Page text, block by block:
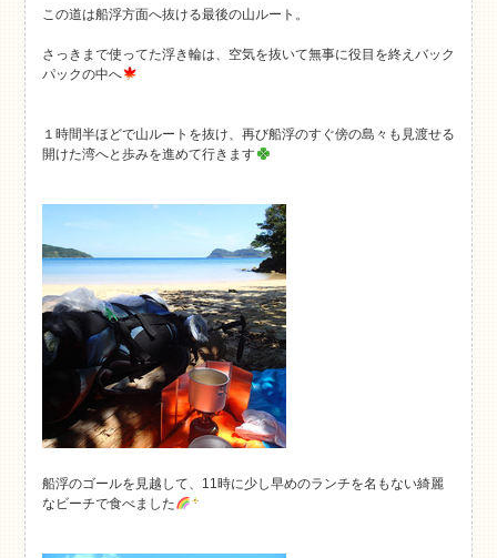
この道は船浮方面へ抜ける最後の山ルート。
さっきまで使ってた浮き輪は、空気を抜いて無事に役目を終えバック
パックの中へ
１時間半ほどで山ルートを抜け、再び船浮のすぐ傍の島々も見渡せる
開けた湾へと歩みを進めて行きます
船浮のゴールを見越して、11時に少し早めのランチを名もない綺麗
なビーチで食べました